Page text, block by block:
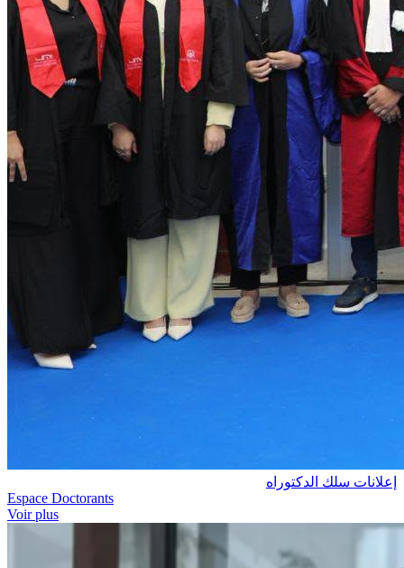
إعلانات سلك الدكتوراه
Espace Doctorants
Voir plus